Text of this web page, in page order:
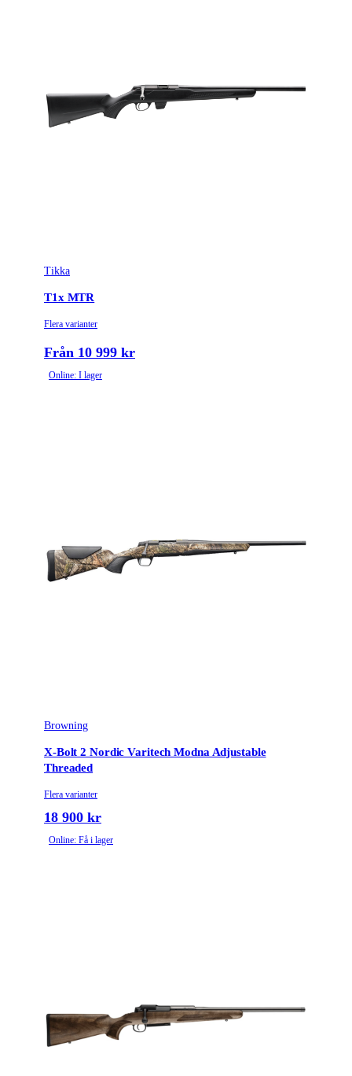
Tikka
T1x MTR
Flera varianter
Från 10 999 kr
Online: I lager
Browning
X-Bolt 2 Nordic Varitech Modna Adjustable
Threaded
Flera varianter
18 900 kr
Online: Få i lager